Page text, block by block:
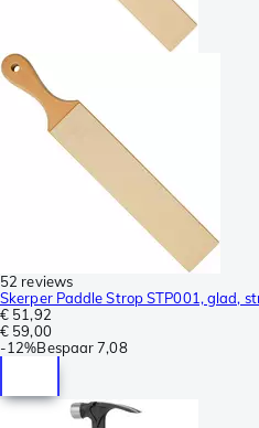
52 reviews
Skerper Paddle Strop STP001, glad,
€ 51,92
€ 59,00
-12%Bespaar 7,08